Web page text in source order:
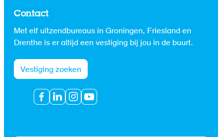
Contact
Met elf uitzendbureaus in Groningen, Friesland en
Drenthe is er altijd een vestiging bij jou in de buurt.
Vestiging zoeken